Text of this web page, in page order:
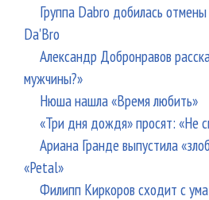
Группа Dabro добилась
Da'Bro
Александр Добронравов
мужчины?»
Нюша нашла «Время любить»
«Три дня дождя» просят: «Не
Ариана Гранде выпустила
«Petal»
Филипп Киркоров сходит с